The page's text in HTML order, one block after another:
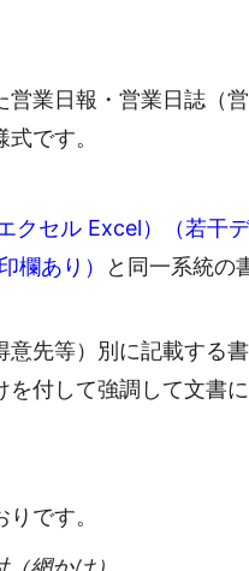
業日報・営業日誌（
です。
クセル Excel）（若干
あり）
と同一系統の
先等）別に記載する
付して強調して文書
です。